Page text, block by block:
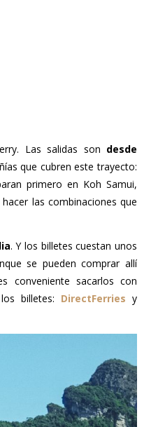
Las salidas son desde
que cubren este trayecto:
primero en Koh Samui,
las combinaciones que
. Y los billetes cuestan unos
se pueden comprar allí
conveniente sacarlos con
billetes: DirectFerries y